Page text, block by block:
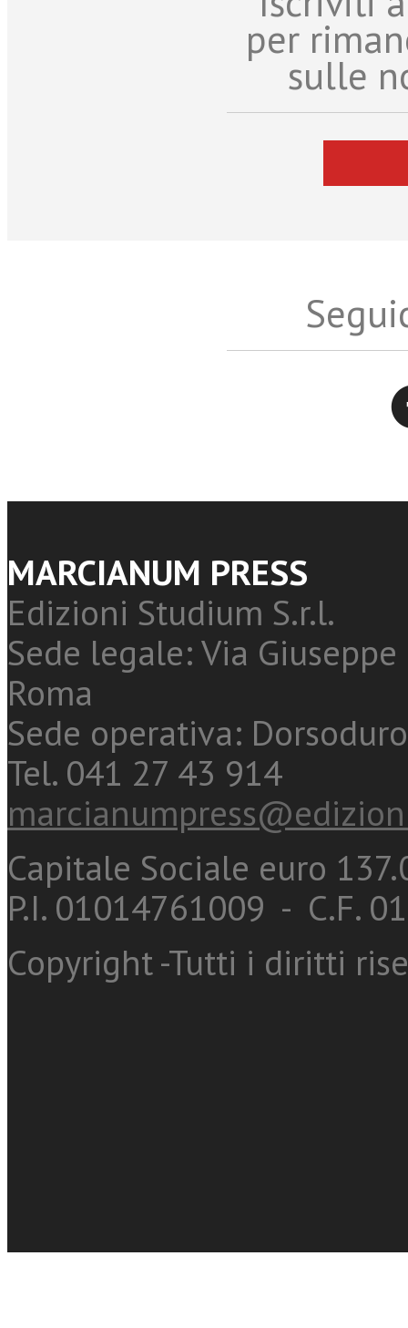
per
sulle
MARCIANUM PRESS
Edizioni Studium S.r.l.
Sede legale: Via
Roma
Sede operativa:
Tel. 041 27 43 914
Capitale Sociale euro
P.I. 01014761009 - C.F.
Copyright -Tutti i diritti